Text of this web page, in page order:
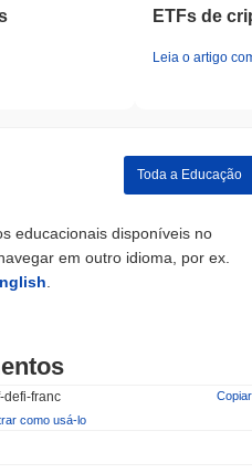
ETFs de
Leia o artigo
Toda a Educação
educacionais disponíveis no
em outro idioma, por ex.
defi-franc
Copiar
como usá-lo